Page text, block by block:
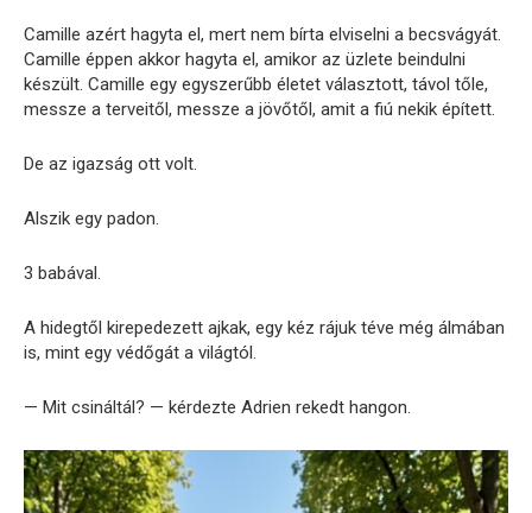
Camille azért hagyta el, mert nem bírta elviselni a becsvágyát.
Camille éppen akkor hagyta el, amikor az üzlete beindulni
készült. Camille egy egyszerűbb életet választott, távol tőle,
messze a terveitől, messze a jövőtől, amit a fiú nekik épített.
De az igazság ott volt.
Alszik egy padon.
3 babával.
A hidegtől kirepedezett ajkak, egy kéz rájuk téve még álmában
is, mint egy védőgát a világtól.
— Mit csináltál? — kérdezte Adrien rekedt hangon.